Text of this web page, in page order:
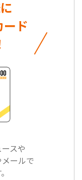
ード
スや
ールで